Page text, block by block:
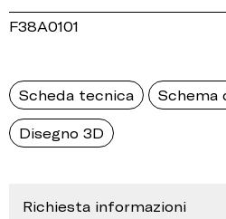
F38A0101
Scheda tecnica Schema
Disegno 3D
Richiesta informazioni